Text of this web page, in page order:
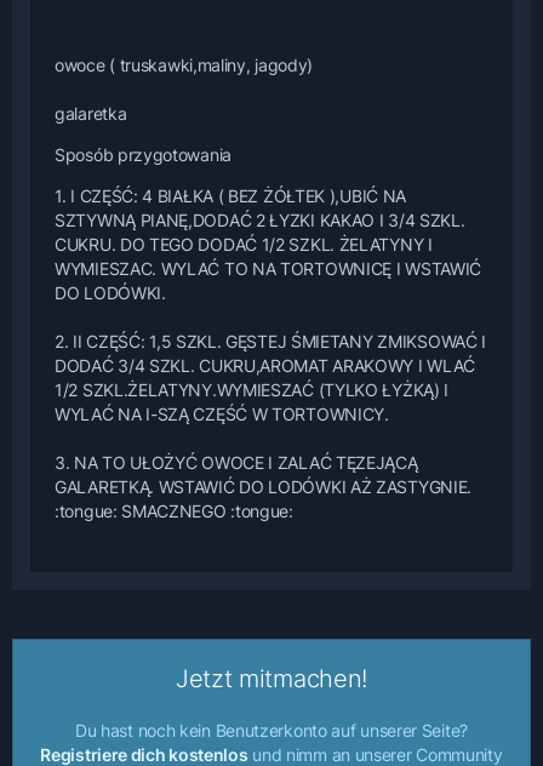
owoce ( truskawki,maliny, jagody)
galaretka
Sposób przygotowania
1. I CZĘŚĆ: 4 BIAŁKA ( BEZ ŻÓŁTEK ),UBIĆ NA
SZTYWNĄ PIANĘ,DODAĆ 2 ŁYZKI KAKAO I 3/4 SZKL.
CUKRU. DO TEGO DODAĆ 1/2 SZKL. ŻELATYNY I
WYMIESZAC. WYLAĆ TO NA TORTOWNICĘ I WSTAWIĆ
DO LODÓWKI.
2. II CZĘŚĆ: 1,5 SZKL. GĘSTEJ ŚMIETANY ZMIKSOWAĆ I
DODAĆ 3/4 SZKL. CUKRU,AROMAT ARAKOWY I WLAĆ
1/2 SZKL.ŻELATYNY.WYMIESZAĆ (TYLKO ŁYŻKĄ) I
WYLAĆ NA I-SZĄ CZĘŚĆ W TORTOWNICY.
3. NA TO UŁOŻYĆ OWOCE I ZALAĆ TĘZEJĄCĄ
GALARETKĄ. WSTAWIĆ DO LODÓWKI AŻ ZASTYGNIE.
:tongue: SMACZNEGO :tongue:
Jetzt mitmachen!
Du hast noch kein Benutzerkonto auf unserer Seite?
Registriere dich kostenlos und nimm an unserer Community